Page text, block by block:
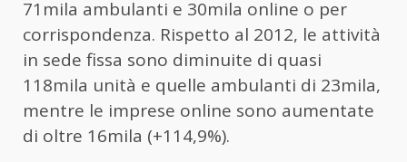
71mila ambulanti e 30mila online o per
corrispondenza. Rispetto al 2012, le attività
in sede fissa sono diminuite di quasi
118mila unità e quelle ambulanti di 23mila,
mentre le imprese online sono aumentate
di oltre 16mila (+114,9%).